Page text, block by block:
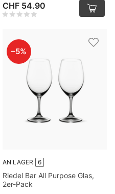
CHF 54.90
AN LAGER 6
Riedel Bar All Purpose Glas,
2er-Pack
–5%